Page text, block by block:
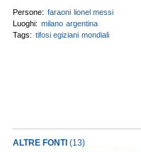
Persone: faraoni lionel messi
Luoghi: milano argentina
Tags: tifosi egiziani mondiali
ALTRE FONTI (13)